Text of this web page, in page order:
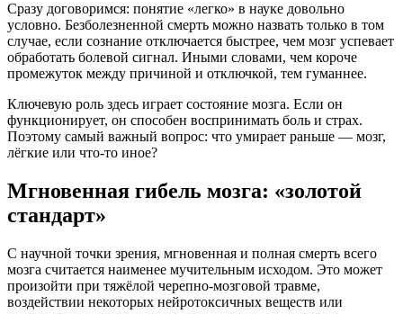
Сразу договоримся: понятие «легко» в науке довольно
условно. Безболезненной смерть можно назвать только в том
случае, если сознание отключается быстрее, чем мозг успевает
обработать болевой сигнал. Иными словами, чем короче
промежуток между причиной и отключкой, тем гуманнее.
Ключевую роль здесь играет состояние мозга. Если он
функционирует, он способен воспринимать боль и страх.
Поэтому самый важный вопрос: что умирает раньше — мозг,
лёгкие или что-то иное?
Мгновенная гибель мозга: «золотой
стандарт»
С научной точки зрения, мгновенная и полная смерть всего
мозга считается наименее мучительным исходом. Это может
произойти при тяжёлой черепно-мозговой травме,
воздействии некоторых нейротоксичных веществ или